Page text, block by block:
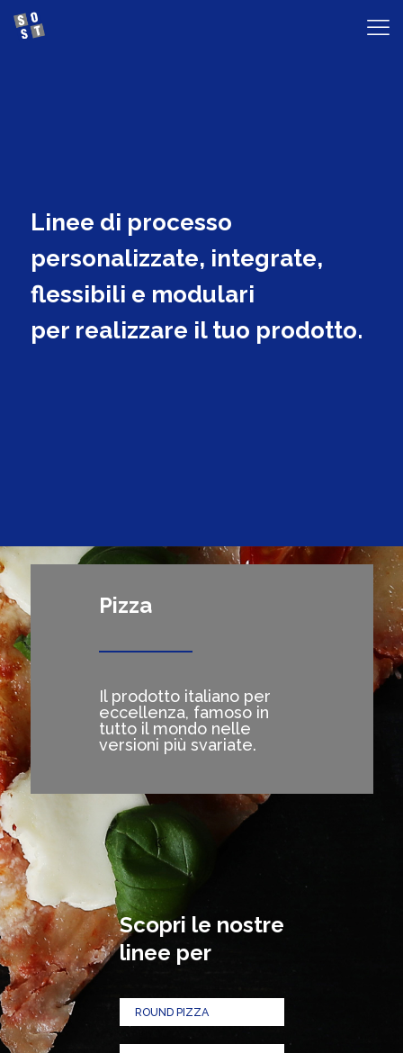
Linee di processo
personalizzate, integrate,
flessibili e modulari
per realizzare il tuo prodotto.
Pizza
Il prodotto italiano per
eccellenza, famoso in
tutto il mondo nelle
versioni più svariate.
Scopri le nostre
linee per
ROUND PIZZA